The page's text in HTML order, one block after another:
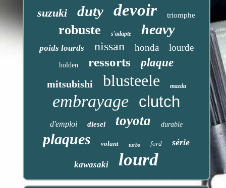
suzuki duty devoir triomphe
robuste s'adapte heavy
poids lourds nissan honda lourde
holden ressorts plaque
mitsubishi blusteele mazda
embrayage clutch
d'emploi diesel toyota durable
plaques volant turbo ford série
kawasaki lourd